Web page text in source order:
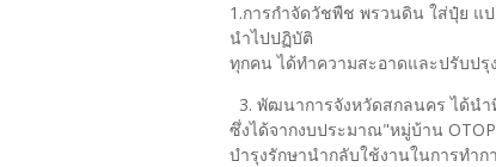
1.การกำจัดวัชพืช พรวนดิน ใส่ปุ๋ย แ
นำไปปฏิบัติ 2. สม
ทุกคน ได้ทำความสะอาดและปรับปรุ
3. พัฒนาการจังหวัดสกลนคร ได้น
ซึ่งได้จากงบประมาณ"หมู่บ้าน
บำรุงรักษานำกลับใช้งานในการทำก